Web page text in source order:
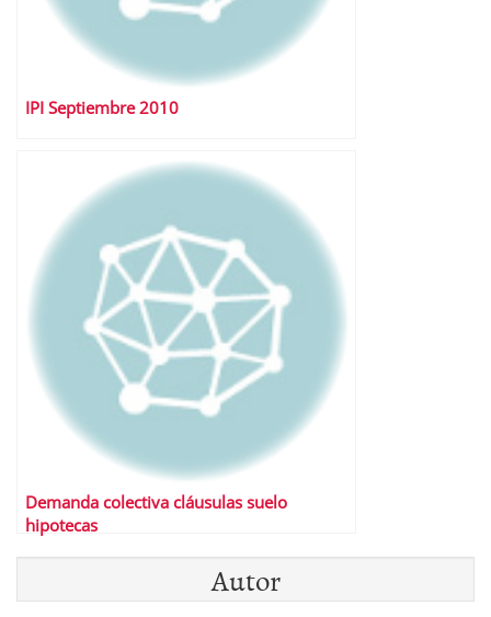
IPI Septiembre 2010
Demanda colectiva cláusulas suelo
hipotecas
Autor